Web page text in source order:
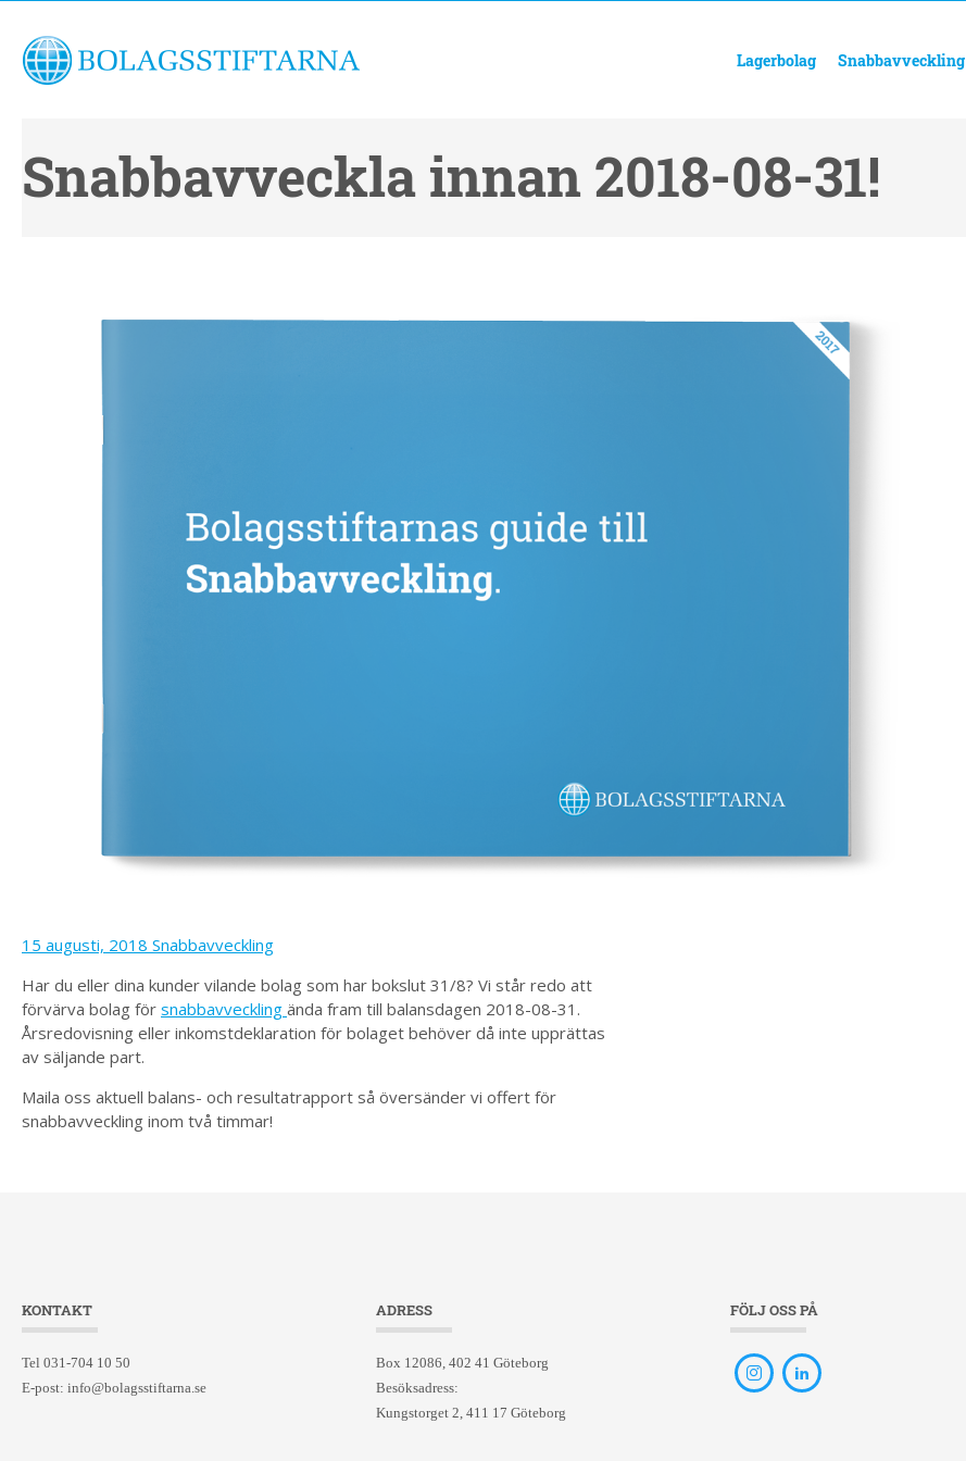
Lagerbolag Snabbavveckling
Snabbavveckla innan 2018-08-31!
15 augusti, 2018 Snabbavveckling
Har du eller dina kunder vilande bolag som har bokslut 31/8? Vi står redo att
förvärva bolag för snabbavveckling ända fram till balansdagen 2018-08-31.
Årsredovisning eller inkomstdeklaration för bolaget behöver då inte upprättas
av säljande part.
Maila oss aktuell balans- och resultatrapport så översänder vi offert för
snabbavveckling inom två timmar!
KONTAKT
Tel 031-704 10 50
E-post: info@bolagsstiftarna.se
ADRESS
Box 12086, 402 41 Göteborg
Besöksadress:
Kungstorget 2, 411 17 Göteborg
FÖLJ OSS PÅ